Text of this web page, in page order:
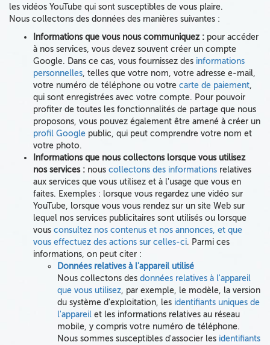
les vidéos YouTube qui sont susceptibles de vous plaire.
Nous collectons des données des manières suivantes :
Informations que vous nous communiquez : pour accéder
à nos services, vous devez souvent créer un compte
Google. Dans ce cas, vous fournissez des informations
personnelles, telles que votre nom, votre adresse e-mail,
votre numéro de téléphone ou votre carte de paiement,
qui sont enregistrées avec votre compte. Pour pouvoir
profiter de toutes les fonctionnalités de partage que nous
proposons, vous pouvez également être amené à créer un
profil Google public, qui peut comprendre votre nom et
votre photo.
Informations que nous collectons lorsque vous utilisez
nos services : nous collectons des informations relatives
aux services que vous utilisez et à l'usage que vous en
faites. Exemples : lorsque vous regardez une vidéo sur
YouTube, lorsque vous vous rendez sur un site Web sur
lequel nos services publicitaires sont utilisés ou lorsque
vous consultez nos contenus et nos annonces, et que
vous effectuez des actions sur celles-ci. Parmi ces
informations, on peut citer :
Données relatives à l'appareil utilisé
Nous collectons des données relatives à l'appareil
que vous utilisez, par exemple, le modèle, la version
du système d'exploitation, les identifiants uniques de
l'appareil et les informations relatives au réseau
mobile, y compris votre numéro de téléphone.
Nous sommes susceptibles d'associer les identifiants